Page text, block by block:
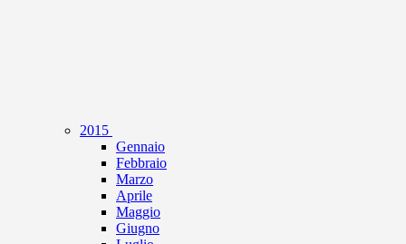
2015
Gennaio
Febbraio
Marzo
Aprile
Maggio
Giugno